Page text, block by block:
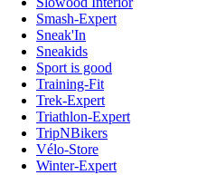
Smash-Expert
Sneak'In
Sneakids
Sport is good
Training-Fit
Trek-Expert
Triathlon-Expert
TripNBikers
Vélo-Store
Winter-Expert